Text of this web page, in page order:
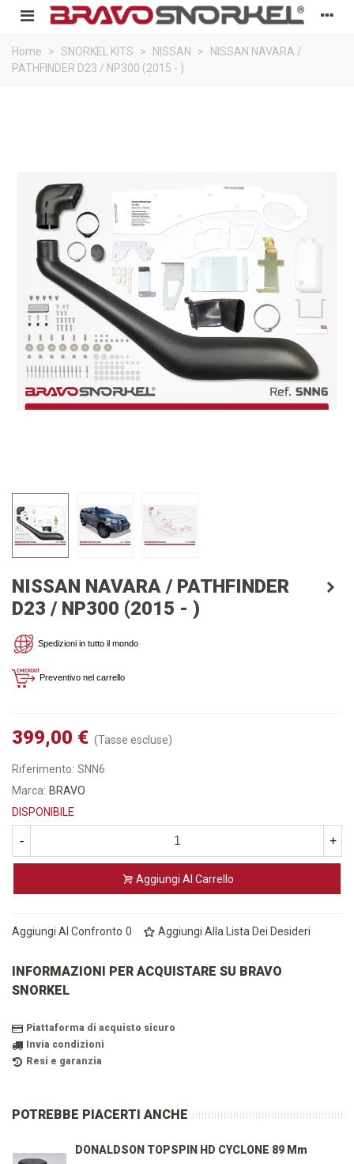
Home > SNORKEL KITS > NISSAN >
NISSAN NAVARA /
PATHFINDER D23 / NP300 (2015 - )
NISSAN NAVARA / PATHFINDER
D23 / NP300 (2015 - )
Spedizioni in tutto il mondo
Preventivo nel carrello
399,00 € (Tasse escluse)
Riferimento: SNN6
Marca: BRAVO
DISPONIBILE
- +
Aggiungi Al Carrello
Aggiungi Al Confronto 0 Aggiungi Alla Lista Dei Desideri
INFORMAZIONI PER ACQUISTARE SU BRAVO
SNORKEL
Piattaforma di acquisto sicuro
Invia condizioni
Resi e garanzia
POTREBBE PIACERTI ANCHE
DONALDSON TOPSPIN HD CYCLONE 89 Mm